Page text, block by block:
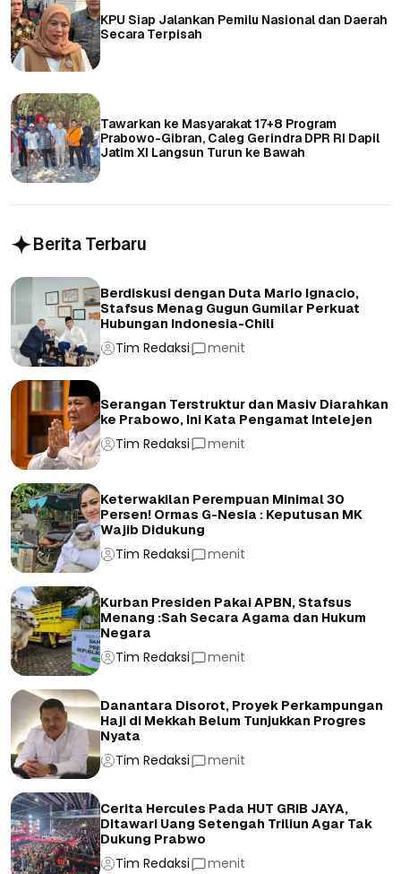
KPU Siap Jalankan Pemilu Nasional dan Daerah
Secara Terpisah
Tawarkan ke Masyarakat 17+8 Program
Prabowo-Gibran, Caleg Gerindra DPR RI Dapil
Jatim XI Langsun Turun ke Bawah
Berita Terbaru
Berdiskusi dengan Duta Mario Ignacio,
Stafsus Menag Gugun Gumilar Perkuat
Hubungan Indonesia-Chili
Tim Redaksi menit
Serangan Terstruktur dan Masiv Diarahkan
ke Prabowo, Ini Kata Pengamat Intelejen
Tim Redaksi menit
Keterwakilan Perempuan Minimal 30
Persen! Ormas G-Nesia : Keputusan MK
Wajib Didukung
Tim Redaksi menit
Kurban Presiden Pakai APBN, Stafsus
Menang :Sah Secara Agama dan Hukum
Negara
Tim Redaksi menit
Danantara Disorot, Proyek Perkampungan
Haji di Mekkah Belum Tunjukkan Progres
Nyata
Tim Redaksi menit
Cerita Hercules Pada HUT GRIB JAYA,
DItawari Uang Setengah Triliun Agar Tak
Dukung Prabwo
Tim Redaksi menit